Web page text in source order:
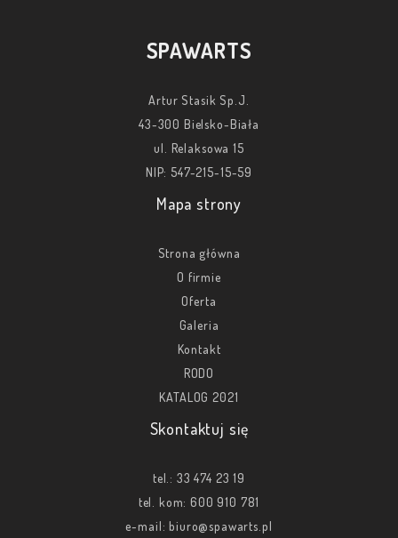
SPAWARTS
Artur Stasik Sp.J.
43-300 Bielsko-Biała
ul. Relaksowa 15
NIP: 547-215-15-59
Mapa strony
Strona główna
O firmie
Oferta
Galeria
Kontakt
RODO
KATALOG 2021
Skontaktuj się
tel.: 33 474 23 19
tel. kom:600 910 781
e-mail:biuro@spawarts.pl